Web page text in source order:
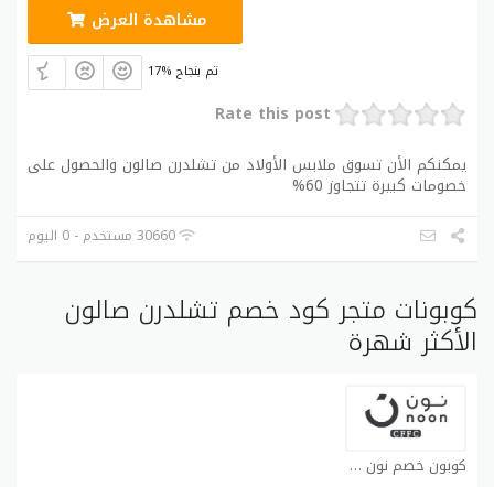
مشاهدة العرض
17% تم بنجاح
Rate this post
يمكنكم الأن تسوق ملابس الأولاد من تشلدرن صالون والحصول على
خصومات كبيرة تتجاوز 60%
30660 مستخدم - 0 اليوم
كوبونات متجر كود خصم تشلدرن صالون
الأكثر شهرة
كوبون خصم نون كوبون